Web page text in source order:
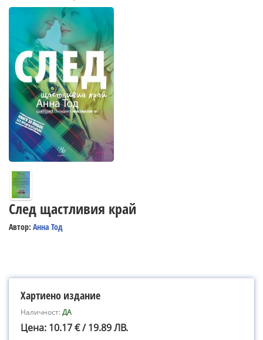
След щастливия край
Автор: Анна Тод
Хартиено издание
Наличност:ДА
Цена: 10.17 € / 19.89 ЛВ.